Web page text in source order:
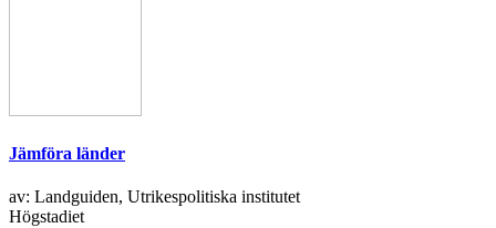
Jämföra länder
av: Landguiden, Utrikespolitiska institutet
Högstadiet